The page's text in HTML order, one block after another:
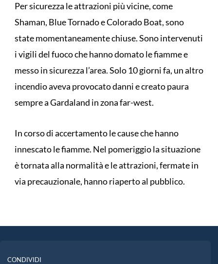
Per sicurezza le attrazioni più vicine, come
Shaman, Blue Tornado e Colorado Boat, sono
state momentaneamente chiuse. Sono intervenuti
i vigili del fuoco che hanno domato le fiamme e
messo in sicurezza l’area. Solo 10 giorni fa, un altro
incendio aveva provocato danni e creato paura
sempre a Gardaland in zona far-west.
In corso di accertamento le cause che hanno
innescato le fiamme. Nel pomeriggio la situazione
è tornata alla normalità e le attrazioni, fermate in
via precauzionale, hanno riaperto al pubblico.
CONDIVIDI